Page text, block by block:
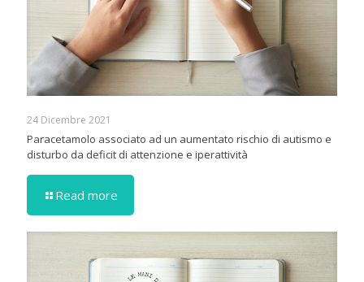
24 Dicembre 2021
Paracetamolo associato ad un aumentato rischio di autismo e
disturbo da deficit di attenzione e iperattività
Read more